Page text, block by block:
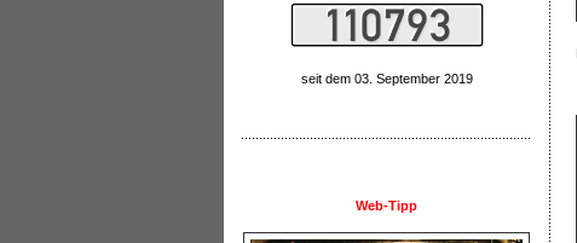
seit dem 03. September 2019
Web-Tipp